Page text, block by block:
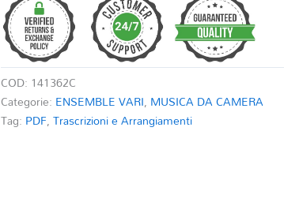
SIVIGLIA
-
SINFONIA
quantità
COD: 141362C
Categorie: ENSEMBLE VARI, MUSICA DA CAMERA
Tag: PDF,Trascrizioni e Arrangiamenti